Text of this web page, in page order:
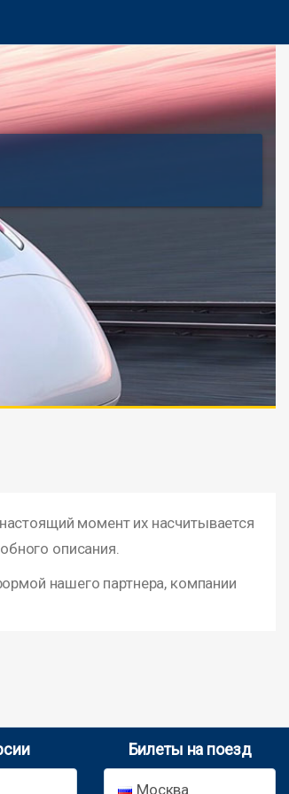
момент их насчитывается
описания.
нашего партнера, компании
Билеты на поезд
Москва